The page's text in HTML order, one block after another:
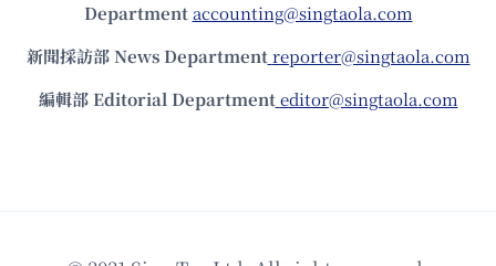
Department accounting@singtaola.com
新聞採訪部 News Department reporter@singtaola.com
編輯部 Editorial Department editor@singtaola.com